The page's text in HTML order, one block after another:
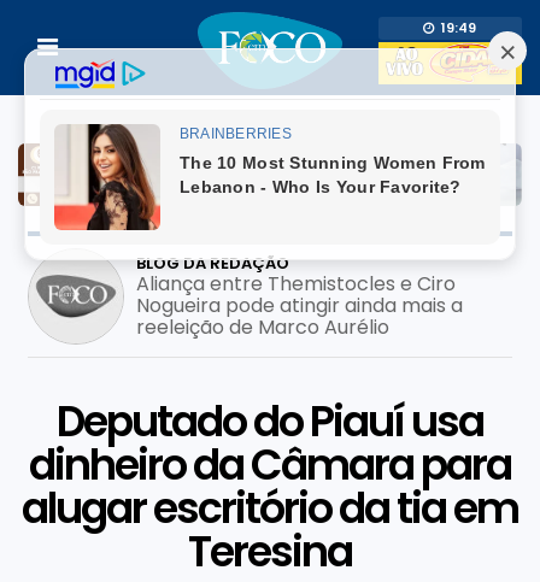
19:49
BLOG DA REDAÇÃO
Prefeito usa adesivo do filho pré-
candidato em mutirão de saúde; pode
configurar crime eleitoral?
Deputado do Piauí usa
dinheiro da Câmara para
alugar escritório da tia em
Teresina